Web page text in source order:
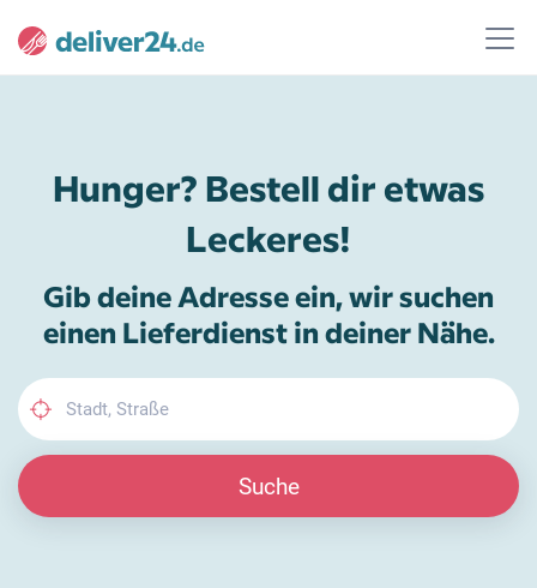
Hunger? Bestell dir etwas
Leckeres!
Gib deine Adresse ein, wir suchen
einen Lieferdienst in deiner Nähe.
Suche